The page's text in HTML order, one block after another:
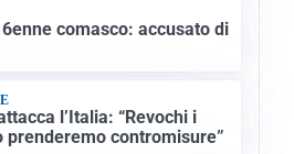
comasco: accusato di
l’Italia: “Revochi i
contromisure”